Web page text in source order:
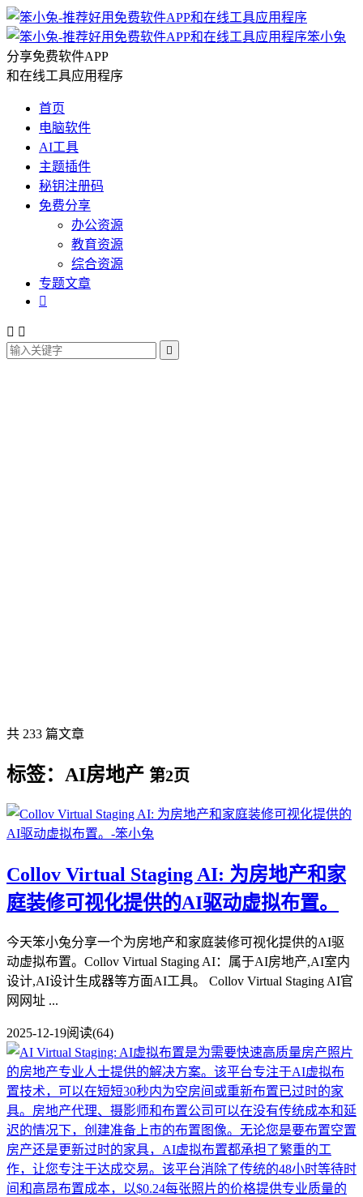
笨小兔
分享免费软件APP
和在线工具应用程序
首页
电脑软件
AI工具
主题插件
秘钥注册码
免费分享
办公资源
教育资源
综合资源
专题文章

 

共 233 篇文章
标签：AI房地产 第2页
Collov Virtual Staging AI: 为房地产和家
庭装修可视化提供的AI驱动虚拟布置。
今天笨小兔分享一个为房地产和家庭装修可视化提供的AI驱
动虚拟布置。Collov Virtual Staging AI：属于AI房地产,AI室内
设计,AI设计生成器等方面AI工具。 Collov Virtual Staging AI官
网网址 ...
2025-12-19阅读(64)